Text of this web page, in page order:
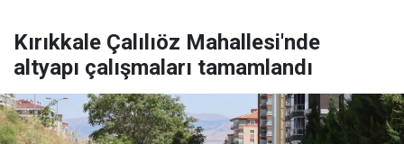
Kırıkkale Çalılıöz Mahallesi'nde
altyapı çalışmaları tamamlandı